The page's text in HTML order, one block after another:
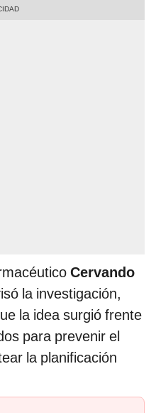
Cervando
la investigación,
la idea surgió frente
para prevenir el
la planificación